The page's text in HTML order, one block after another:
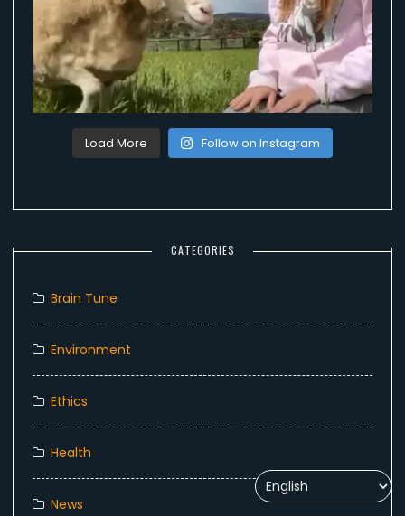
Load More Follow on Instagram
CATEGORIES
Brain Tune
Environment
Ethics
Health
News